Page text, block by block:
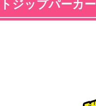
ジップパーカー